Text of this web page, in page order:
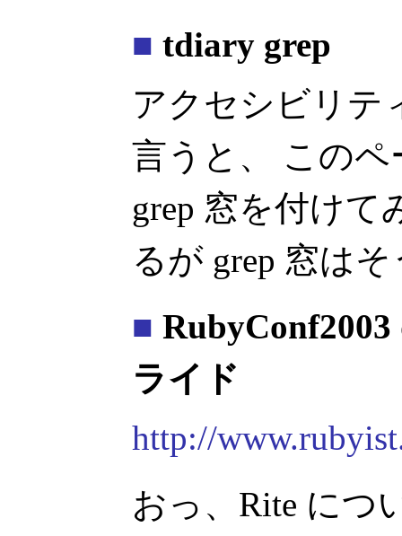
■ tdiary grep
アクセシビリテ
言うと、 この
grep 窓を付けて
るが grep 窓は
■
ライド
http://
おっ、Rite につ